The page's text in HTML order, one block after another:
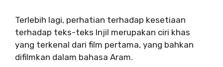
Terlebih lagi, perhatian terhadap kesetiaan
terhadap teks-teks Injil merupakan ciri khas
yang terkenal dari film pertama, yang bahkan
difilmkan dalam bahasa Aram.